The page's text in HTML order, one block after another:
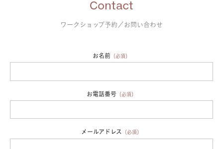
Contact
ワークショップ予約／お問い合わせ
お名前 （必須）
お電話番号 （必須）
メールアドレス （必須）